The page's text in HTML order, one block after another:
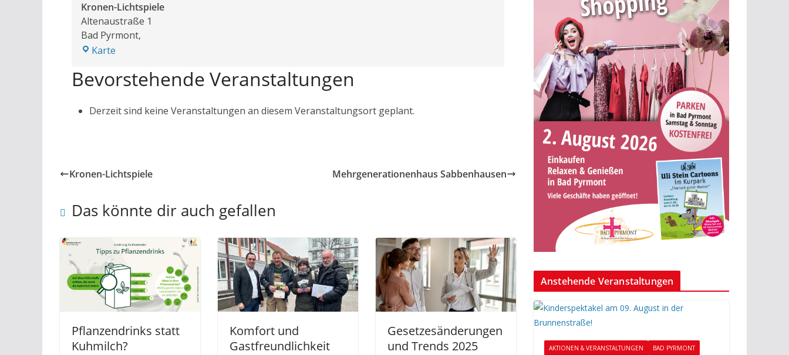
Kronen-Lichtspiele
Altenaustraße 1
Bad Pyrmont,
Karte
Bevorstehende Veranstaltungen
Derzeit sind keine Veranstaltungen an diesem Veranstaltungsort geplant.
Kronen-Lichtspiele Mehrgenerationenhaus Sabbenhausen
Das könnte dir auch gefallen
Pflanzendrinks statt
Kuhmilch?
Komfort und
Gastfreundlichkeit
Gesetzesänderungen
und Trends 2025
Anstehende Veranstaltungen
AKTIONEN & VERANSTALTUNGEN BAD PYRMONT